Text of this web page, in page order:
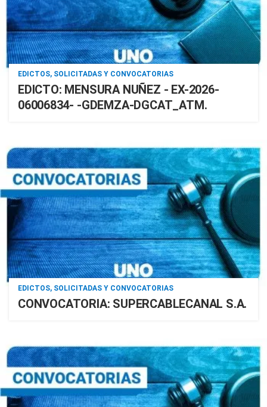
EDICTOS, SOLICITADAS Y CONVOCATORIAS
EDICTO: MENSURA NUÑEZ - EX-2026-
06006834- -GDEMZA-DGCAT_ATM.
EDICTOS, SOLICITADAS Y CONVOCATORIAS
CONVOCATORIA: SUPERCABLECANAL S.A.